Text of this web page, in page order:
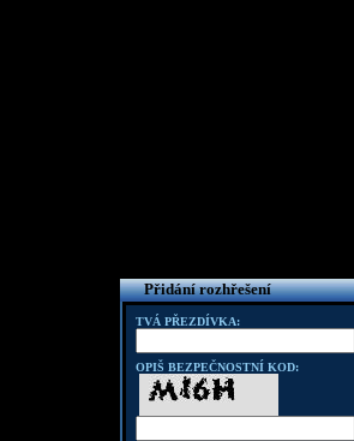
Přidání rozhřešení
TVÁ PŘEZDÍVKA:
OPIŠ BEZPEČNOSTNÍ KOD: